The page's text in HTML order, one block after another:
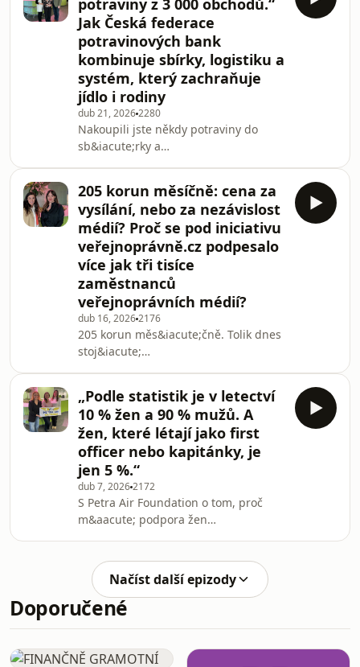
autismem skutečně představit, jak
lid&eacute; na spektru
vn&iacute;maj&iacute; svět a proč
kolem diagn&oacute;zy st&aacute;le
přetrv&aacute;v&aacute; tolik
m&yacute;tů? V nov&eacute;m
d&iacute;le podcastu Dobro skladem
se
potraviny z 3 000 obchodů.“
Jak Česká federace
potravinových bank
kombinuje sbírky, logistiku a
systém, který zachraňuje
jídlo i rodiny
dub 21, 20262280
Nakoupili jste někdy potraviny do
sb&iacute;rky a
rozhoduje o tom, kdo pomoc dostane?
A může potravinov&aacute; pomoc lidi
&bdquo;udržovat v
z&aacute;vislosti&ldquo;, nebo jim jen
pom&aacute;h&aacute; překlenout
nejtěž&scaron;&iacute;
obdob&iacute;?V nov&eacute; epizodě
podcastu Dobro skladem si
moder&aacute;torka Petra Květov&aac
205 korun měsíčně: cena za
vysílání, nebo za nezávislost
médií? Proč se pod iniciativu
veřejnoprávně.cz podpesalo
více jak tři tisíce
zaměstnanců
veřejnoprávních médií?
dub 16, 20262176
205 korun měs&iacute;čně. Tolik dnes
stoj&iacute;
moc, nebo m&aacute;lo? A je to vůbec
ta spr&aacute;vn&aacute;
ot&aacute;zka &ndash; nebo jde
sp&iacute;&scaron; o svobodu slova a
o to, kam směřujeme?
Bl&iacute;ž&iacute;me se cestě,
kterou dnes vid&iacute;me u
na&scaron;ich slovensk&yacute;ch
sousedů? Do debaty nově
„Podle statistik je v letectví
10 % žen a 90 % mužů. A
žen, které létají jako first
officer nebo kapitánky, je
jen 5 %.“
dub 7, 20262172
S Petra Air Foundation o tom, proč
m&aacute; podpora žen
privacy information.
Načíst další epizody
Doporučené